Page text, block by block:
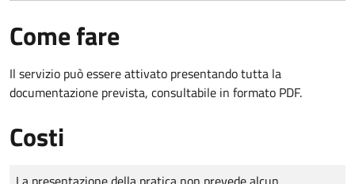
Come fare
Il servizio può essere attivato presentando tutta la
documentazione prevista, consultabile in formato PDF.
Costi
Tipo di pagamento
Importo